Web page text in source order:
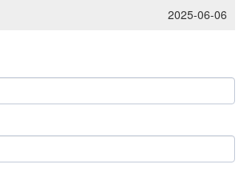
2025-06-06